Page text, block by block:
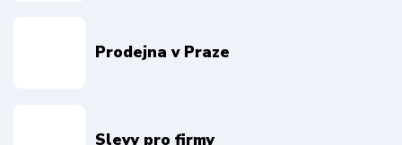
Prodejna v Praze
Slevy pro firmy